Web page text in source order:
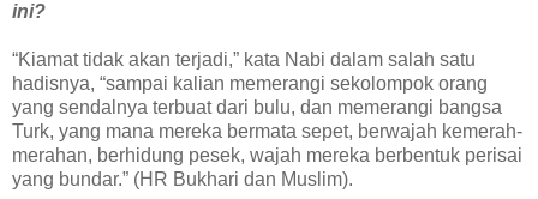
ini?
“Kiamat tidak akan terjadi,” kata Nabi dalam salah satu
hadisnya, “sampai kalian memerangi sekolompok orang
yang sendalnya terbuat dari bulu, dan memerangi bangsa
Turk, yang mana mereka bermata sepet, berwajah kemerah-
merahan, berhidung pesek, wajah mereka berbentuk perisai
yang bundar.” (HR Bukhari dan Muslim).